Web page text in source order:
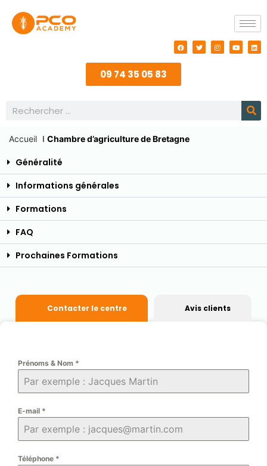
09 74 35 05 83
Accueil I Chambre d’agriculture de Bretagne
Généralité
Informations générales
Formations
FAQ
Prochaines Formations
Contacter le centre Avis clients
Prénoms & Nom *
E-mail *
Téléphone *